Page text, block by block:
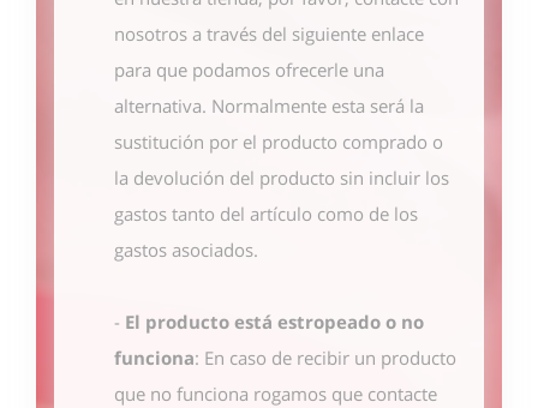
nosotros a través del siguiente enlace
para que podamos ofrecerle una
alternativa. Normalmente esta será la
sustitución por el producto comprado o
la devolución del producto sin incluir los
gastos tanto del artículo como de los
gastos asociados.
- El producto está estropeado o no
funciona: En caso de recibir un producto
que no funciona rogamos que contacte